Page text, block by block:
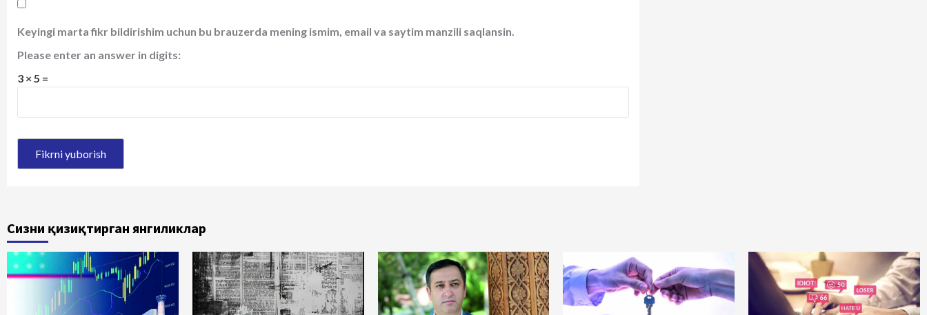
Keyingi marta fikr bildirishim uchun bu brauzerda mening ismim, email va saytim manzili saqlansin.
Please enter an answer in digits:
3 × 5 =
Сизни қизиқтирган янгиликлар